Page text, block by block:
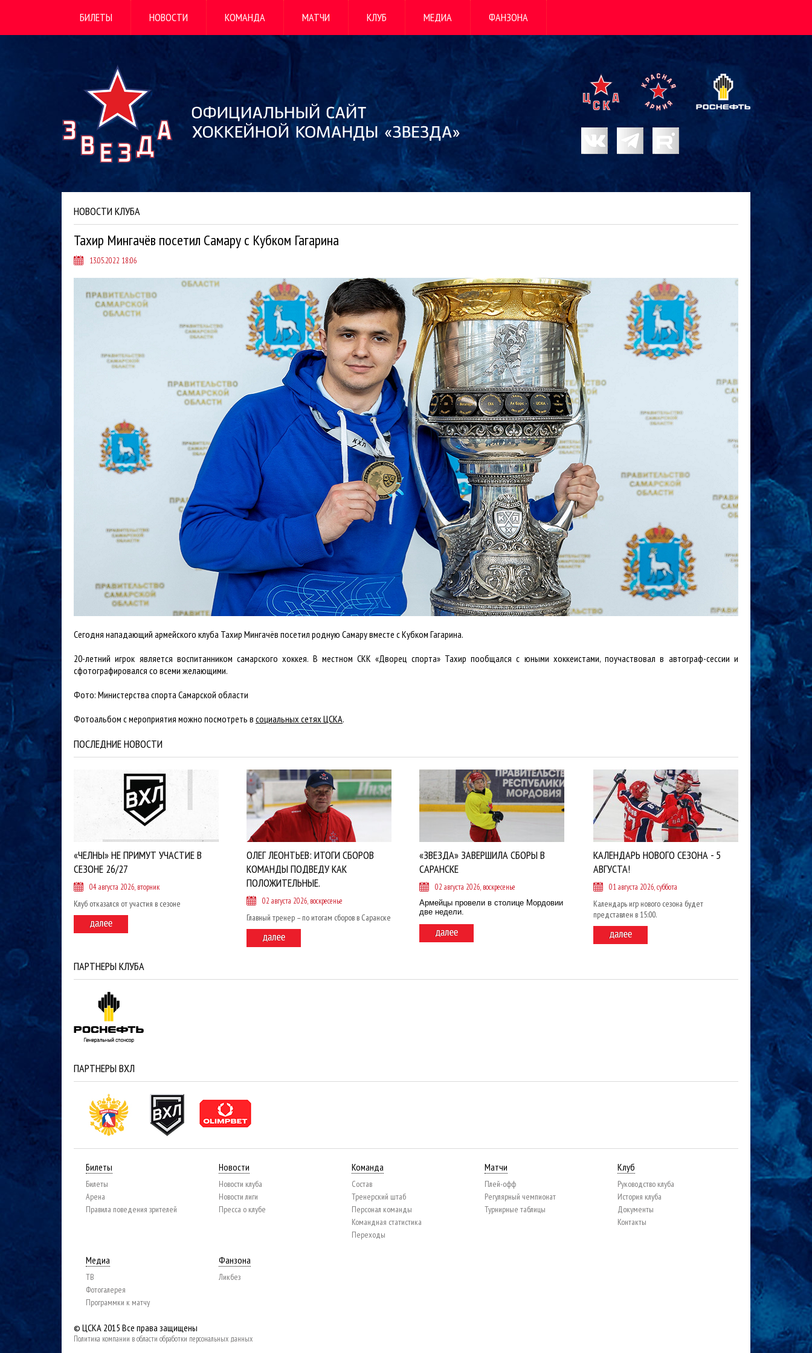
БИЛЕТЫ НОВОСТИ КОМАНДА МАТЧИ КЛУБ МЕДИА ФАНЗОНА
НОВОСТИ КЛУБА
Тахир Мингачёв посетил Самару с Кубком Гагарина
13.05.2022 18:06
Сегодня нападающий армейского клуба Тахир Мингачёв посетил родную Самару вместе с Кубком Гагарина.
20-летний игрок является воспитанником самарского хоккея. В местном СКК «Дворец спорта» Тахир пообщался с юными хоккеистами, поучаствовал в автограф-сессии и
сфотографировался со всеми желающими.
Фото: Министерства спорта Самарской области
Фотоальбом с мероприятия можно посмотреть в социальных сетях ЦСКА.
ПОСЛЕДНИЕ НОВОСТИ
«ЧЕЛНЫ» НЕ ПРИМУТ УЧАСТИЕ В
СЕЗОНЕ 26/27
04 августа 2026, вторник
Клуб отказался от участия в сезоне
ОЛЕГ ЛЕОНТЬЕВ: ИТОГИ СБОРОВ
КОМАНДЫ ПОДВЕДУ КАК
ПОЛОЖИТЕЛЬНЫЕ.
02 августа 2026, воскресенье
Главный тренер – по итогам сборов в Саранске
«ЗВЕЗДА» ЗАВЕРШИЛА СБОРЫ В
САРАНСКЕ
02 августа 2026, воскресенье
Армейцы провели в столице Мордовии
две недели.
КАЛЕНДАРЬ НОВОГО СЕЗОНА - 5
АВГУСТА!
01 августа 2026, суббота
Календарь игр нового сезона будет
представлен в 15:00.
ПАРТНЕРЫ КЛУБА
ПАРТНЕРЫ ВХЛ
Билеты
Билеты
Арена
Правила поведения зрителей
Новости
Новости клуба
Новости лиги
Пресса о клубе
Команда
Состав
Тренерский штаб
Персонал команды
Командная статистика
Переходы
Матчи
Плей-офф
Регулярный чемпионат
Турнирные таблицы
Клуб
Руководство клуба
История клуба
Документы
Контакты
Медиа
ТВ
Фотогалерея
Программки к матчу
Фанзона
Ликбез
© ЦСКА 2015 Все права защищены
Политика компании в области обработки персональных данных